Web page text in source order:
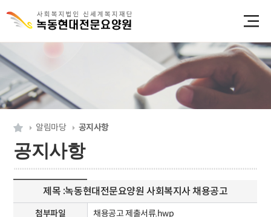
알림마당 공지사항
공지사항
제목 :녹동현대전문요양원 사회복지사 채용공고
첨부파일 채용공고 제출서류.hwp